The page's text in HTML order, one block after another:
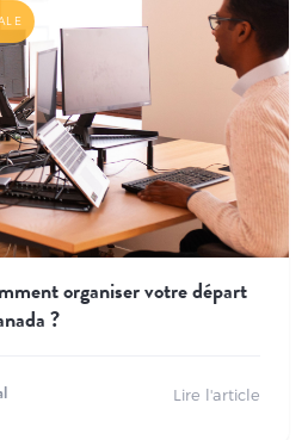
organiser votre départ
?
Lire l'article